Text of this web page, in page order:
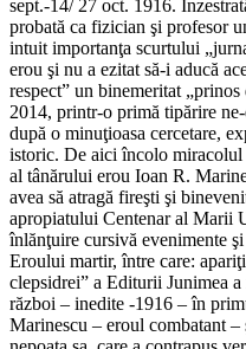
sept.-14/ 27 oct. 1916.
probată ca fizician şi profesor
intuit importanţa scurtului
erou şi nu a ezitat să-i aducă
respect” un binemeritat
2014, printr-o primă tipărire
după o minuţioasa cercetare,
istoric. De aici încolo miracolul
al tânărului erou Ioan R.
avea să atragă fireşti şi
apropiatului Centenar al Marii
înlănţuire cursivă evenimente
Eroului martir, între care:
clepsidrei” a Editurii Junimea
război – inedite -1916 – în
Marinescu – eroul combatant